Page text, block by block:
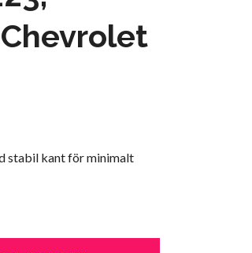
stabil kant för minimalt